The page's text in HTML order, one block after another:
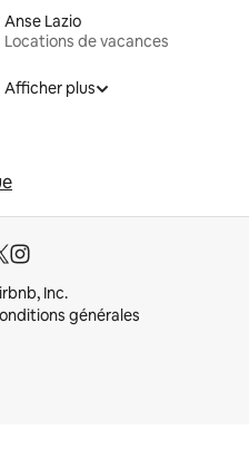
Anse Lazio
Locations de vacances
Afficher plus
Inc.
générales